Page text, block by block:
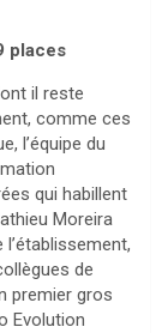
places
il reste
comme ces
l’équipe du
qui habillent
Moreira
de
premier gros
Evolution